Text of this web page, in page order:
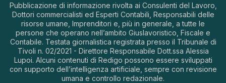
Pubblicazione di informazione rivolta ai Consulenti del Lavoro,
Dottori commercialisti ed Esperti Contabili, Responsabili delle
risorse umane, Imprenditori e, più in generale, a tutte le
persone che operano nell’ambito Giuslavoristico, Fiscale e
Contabile. Testata giornalistica registrata presso il Tribunale di
Tivoli n. 02/2021 - Direttore Responsabile Dott.ssa Alessia
Lupoi. Alcuni contenuti di Redigo possono essere sviluppati
con supporto dell’intelligenza artificiale, sempre con revisione
umana e controllo redazionale.